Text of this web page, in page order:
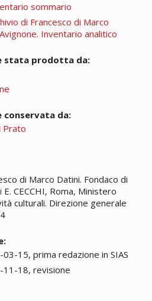
sommario
di Francesco di Marco
Inventario analitico
stata prodotta da:
conservata da:
Prato
di Marco Datini. Fondaco di
CECCHI, Roma, Ministero
culturali. Direzione generale
15, prima redazione in SIAS
11-18, revisione